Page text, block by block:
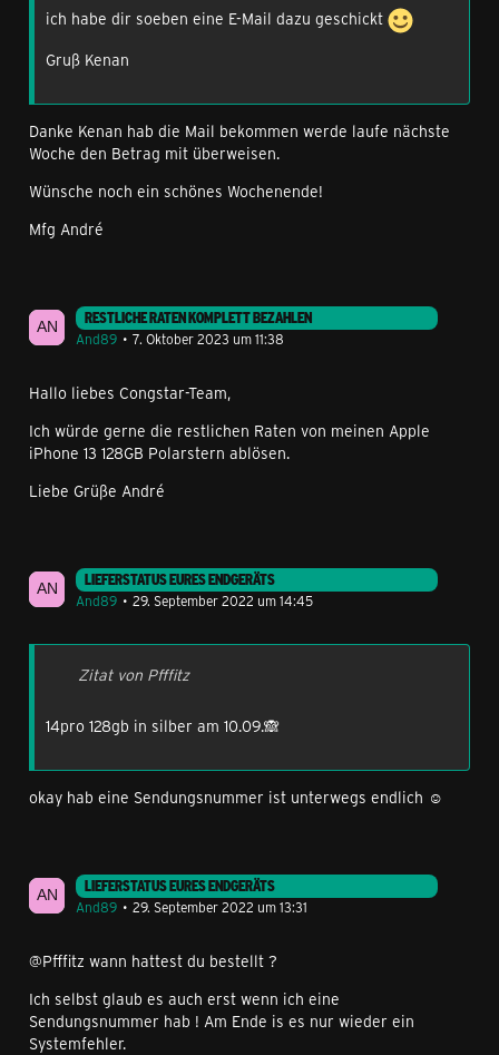
ich habe dir soeben eine E-Mail dazu geschickt
Gruß Kenan
Danke Kenan hab die Mail bekommen werde laufe nächste
Woche den Betrag mit überweisen.
Wünsche noch ein schönes Wochenende!
Mfg André
RESTLICHE RATEN KOMPLETT BEZAHLEN
And89
7. Oktober 2023 um 11:38
Hallo liebes Congstar-Team,
Ich würde gerne die restlichen Raten von meinen Apple
iPhone 13 128GB Polarstern ablösen.
Liebe Grüße André
LIEFERSTATUS EURES ENDGERÄTS
And89
29. September 2022 um 14:45
Zitat von Pfffitz
14pro 128gb in silber am 10.09.🙈
okay hab eine Sendungsnummer ist unterwegs endlich ☺️
LIEFERSTATUS EURES ENDGERÄTS
And89
29. September 2022 um 13:31
@Pfffitz wann hattest du bestellt ?
Ich selbst glaub es auch erst wenn ich eine
Sendungsnummer hab ! Am Ende is es nur wieder ein
Systemfehler.